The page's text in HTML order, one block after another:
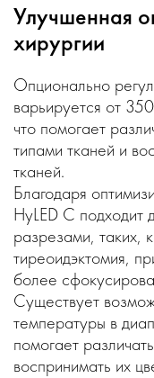
Улучшенная
хирургии
Опционально
варьируется от
что помогает
типами тканей и
тканей.
Благодаря
HyLED C
разрезами, таких,
тиреоидэктомия,
более
Существует
температуры в
помогает
воспринимать их